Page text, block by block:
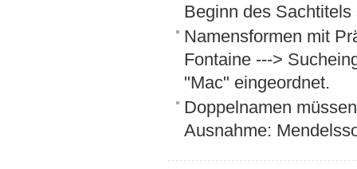
Beginn des Sachtitels
Namensformen mit
Fontaine --->
"Mac" eingeordnet.
Doppelnamen
Ausnahme: